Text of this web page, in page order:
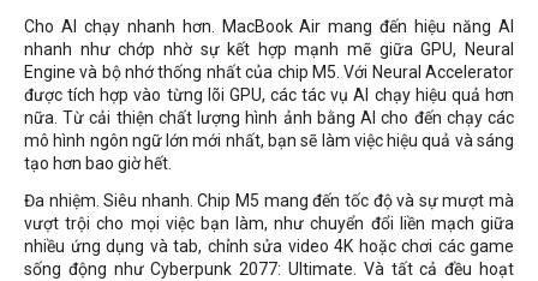
Cho AI chạy nhanh hơn. MacBook Air mang đến hiệu năng AI
nhanh như chớp nhờ sự kết hợp mạnh mẽ giữa GPU, Neural
Engine và bộ nhớ thống nhất của chip M5. Với Neural Accelerator
được tích hợp vào từng lõi GPU, các tác vụ AI chạy hiệu quả hơn
nữa. Từ cải thiện chất lượng hình ảnh bằng AI cho đến chạy các
mô hình ngôn ngữ lớn mới nhất, bạn sẽ làm việc hiệu quả và sáng
tạo hơn bao giờ hết.
Đa nhiệm. Siêu nhanh. Chip M5 mang đến tốc độ và sự mượt mà
vượt trội cho mọi việc bạn làm, như chuyển đổi liền mạch giữa
nhiều ứng dụng và tab, chỉnh sửa video 4K hoặc chơi các game
sống động như Cyberpunk 2077: Ultimate. Và tất cả đều hoạt